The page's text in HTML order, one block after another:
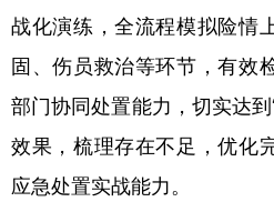
Русский язык
Deutsch Português
战化演练，全流程模拟险情
固、伤员救治等环节，有效
部门协同处置能力，切实达
效果，梳理存在不足，优化
应急处置实战能力。